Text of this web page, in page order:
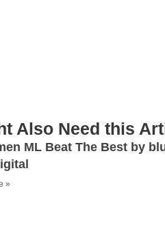
Also Need this
ML Beat The Best by
»